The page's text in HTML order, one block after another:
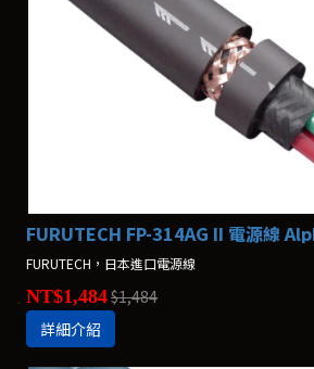
FURUTECH FP-314AG II 電源線
FURUTECH，日本進口電源線
NT$1,484$1,484
詳細介紹